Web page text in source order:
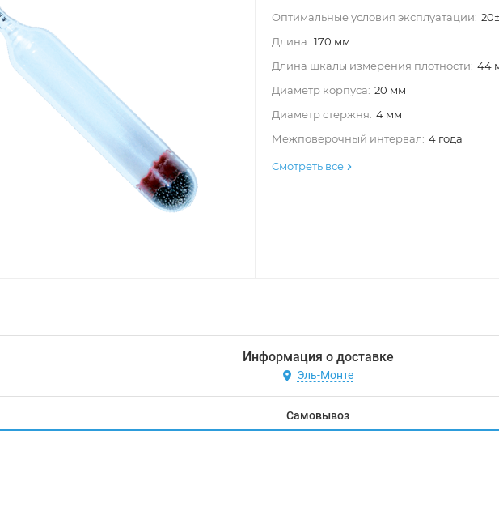
Оптимальные условия эксплуатации:
Длина: 170 мм
Длина шкалы измерения плотности: 44
Диаметр корпуса: 20 мм
Диаметр стержня: 4 мм
Межповерочный интервал: 4 года
Смотреть все
Информация о доставке
Эль-Монте
Самовывоз